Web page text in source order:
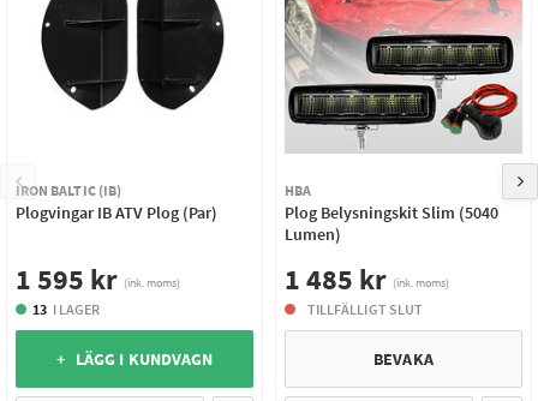
IRON BALTIC (IB)
Plogvingar IB ATV Plog (Par)
1 595 kr (ink. moms)
13 I LAGER
+ LÄGG I KUNDVAGN
HBA
Plog Belysningskit Slim (5040
Lumen)
1 485 kr (ink. moms)
TILLFÄLLIGT SLUT
BEVAKA